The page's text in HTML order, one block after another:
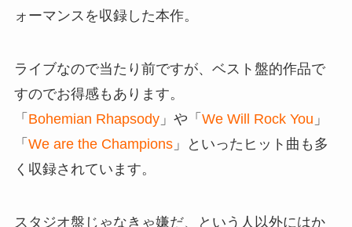
ォーマンスを収録した本作。
ライブなので当たり前ですが、ベスト盤的作品で
すのでお得感もあります。
「 Bohemian Rhapsody」や「 We Will Rock You 」
「 We are the Champions」といったヒット曲も多
く収録されています。
スタジオ盤じゃなきゃ嫌だ、という人以外にはか